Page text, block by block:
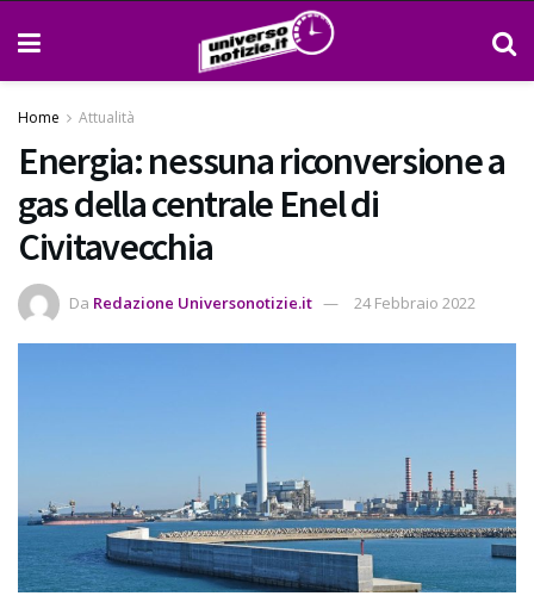
Home Attualità
Energia: nessuna riconversione a
gas della centrale Enel di
Civitavecchia
Da Redazione Universonotizie.it 24 Febbraio 2022